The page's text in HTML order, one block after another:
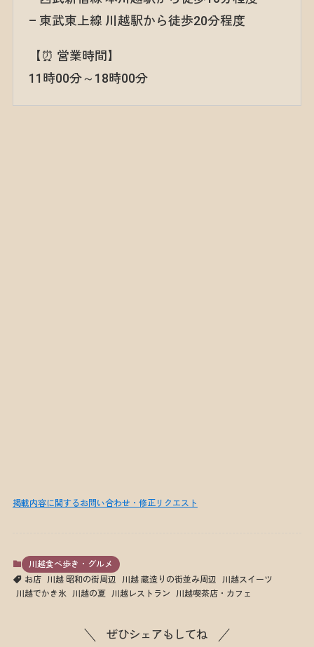
– 東武東上線 川越駅から徒歩20分程度
【⏰ 営業時間】
11時00分～18時00分
掲載内容に関するお問い合わせ・修正リクエスト
川越食べ歩き・グルメ
お店 川越 昭和の街周辺 川越 蔵造りの街並み周辺
川越スイーツ
川越でかき氷 川越の夏 川越レストラン 川越喫茶店・カフェ
ぜひシェアもしてね